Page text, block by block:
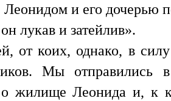
Леонидом и его дочерью
лукав и затейлив».
от коих, однако, в
Мы отправились
о жилище Леонида и, к